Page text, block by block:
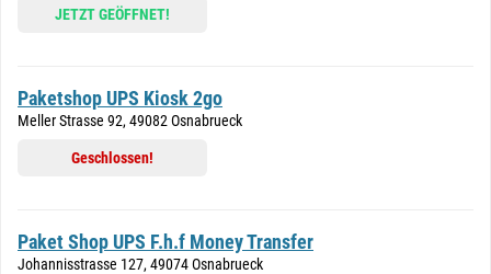
JETZT GEÖFFNET!
Paketshop UPS Kiosk 2go
Meller Strasse 92, 49082 Osnabrueck
Geschlossen!
Paket Shop UPS F.h.f Money Transfer
Johannisstrasse 127, 49074 Osnabrueck